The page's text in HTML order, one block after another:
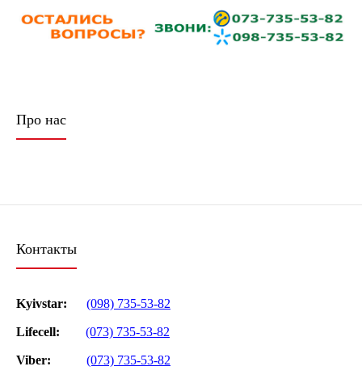
Про нас
Контакты
Kyivstar: (098) 735-53-82
Lifecell: (073) 735-53-82
Viber: (073) 735-53-82